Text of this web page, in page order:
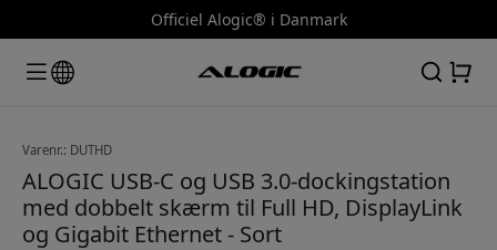
Officiel Alogic® i Danmark
Varenr.: DUTHD
ALOGIC USB-C og USB 3.0-dockingstation
med dobbelt skærm til Full HD, DisplayLink
og Gigabit Ethernet - Sort